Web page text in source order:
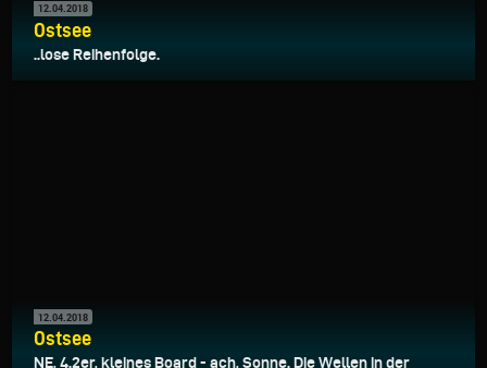
12.04.2018
Ostsee
..lose Reihenfolge.
12.04.2018
Ostsee
NE, 4.2er, kleines Board - ach, Sonne. Die Wellen in der